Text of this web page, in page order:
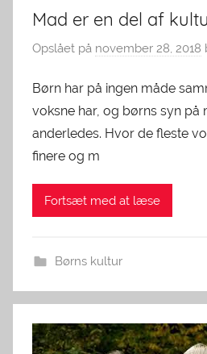
Mad er en del af
Opslået på november 28, 2018
Børn har på ingen måde
voksne har, og børns syn på
anderledes. Hvor de fleste
finere og m
Fortsæt med at læse
Børns kultur